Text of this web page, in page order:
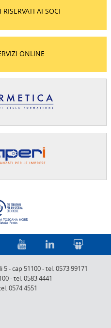
RISERVATI AI SOCI
ONLINE
5-cap 51100-tel. 0573 99171
-tel. 0583 4441
0574 4551